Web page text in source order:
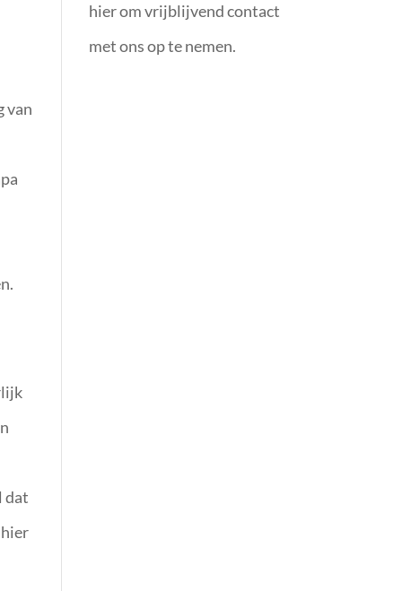
van
dat
hier om vrijblijvend contact
met ons op te nemen.